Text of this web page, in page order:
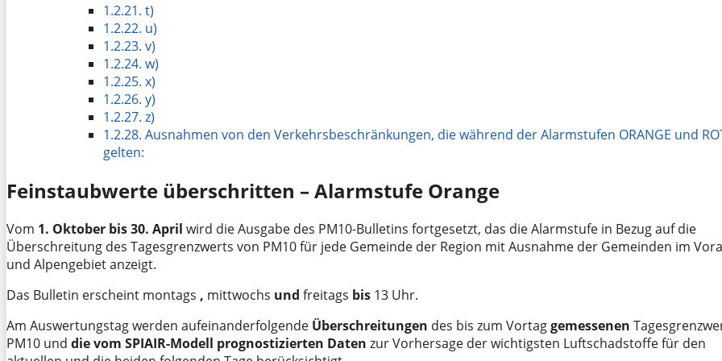
1.2.21. t)
1.2.22. u)
1.2.23. v)
1.2.24. w)
1.2.25. x)
1.2.26. y)
1.2.27. z)
1.2.28. Ausnahmen von den Verkehrsbeschränkungen, die während der Alarmstufen ORANGE und
gelten:
Feinstaubwerte überschritten – Alarmstufe Orange
Vom 1. Oktober bis 30. April wird die Ausgabe des PM10-Bulletins fortgesetzt, das die Alarmstufe in Bezug auf die
Überschreitung des Tagesgrenzwerts von PM10 für jede Gemeinde der Region mit Ausnahme der Gemeinden im
und Alpengebiet anzeigt.
Das Bulletin erscheint montags , mittwochs und freitags bis 13 Uhr.
Am Auswertungstag werden aufeinanderfolgende Überschreitungen des bis zum Vortaggemessenen
PM10 und die vom SPIAIR-Modell prognostizierten Daten zur Vorhersage der wichtigsten Luftschadstoffe für den